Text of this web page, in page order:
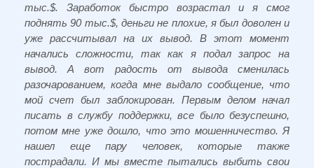
тыс.$. Заработок быстро возрастал и я смог
поднять 90 тыс.$, деньги не плохие, я был доволен и
уже рассчитывал на их вывод. В этот момент
начались сложности, так как я подал запрос на
вывод. А вот радость от вывода сменилась
разочарованием, когда мне выдало сообщение, что
мой счет был заблокирован. Первым делом начал
писать в службу поддержки, все было безуспешно,
потом мне уже дошло, что это мошенничество. Я
нашел еще пару человек, которые также
пострадали. И мы вместе пытались выбить свои